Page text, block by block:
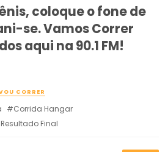
coloque o fone de
se. Vamos Correr
aqui na 90.1 FM!
CORRER
Corrida Hangar
Resultado Final